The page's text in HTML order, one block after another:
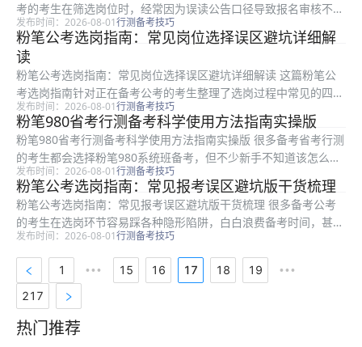
考的考生在筛选岗位时，经常因为误读公告口径导致报名审核不通
过，白白浪费备考时间与选岗机会。本文是粉笔整理的公告口径核
对类选岗指南，适合所有正在筛选岗位、准备报名的公考考生阅
读。全文从...
发布时间：2026-08-01行测备考技巧
粉笔公考选岗指南：常见岗位选择误区避坑详细解
读
粉笔公考选岗指南：常见岗位选择误区避坑详细解读 这篇粉笔公
考选岗指南针对正在备考公考的考生整理了选岗过程中常见的四类
典型误区，帮助考生避开选岗陷阱，少走弯路，提升选岗决策的合
理性。本文围绕岗位条件筛选、职位表解读、跟风报考、服务期约
定等核心...
发布时间：2026-08-01行测备考技巧
粉笔980省考行测备考科学使用方法指南实操版
粉笔980省考行测备考科学使用方法指南实操版 很多备考省考行测
的考生都会选择粉笔980系统班备考，但不少新手不知道该怎么用
对课程、选对配套资料，最大化发挥课程的备考价值。本文面向所
有备考省考行测的不同基础考生，从课程核心内容梳理、分阶段备
考...
发布时间：2026-08-01行测备考技巧
粉笔公考选岗指南：常见报考误区避坑版干货梳理
粉笔公考选岗指南：常见报考误区避坑版干货梳理 很多备考公考
的考生在选岗环节容易踩各种隐形陷阱，白白浪费备考时间，甚至
因资格审核不通过错失考试机会。本文是粉笔整理的选岗避坑干
货，适合所有准备报考公考的考生参考，围绕选岗过程中最容易遇
到的四类典...
发布时间：2026-08-01行测备考技巧
1 ••• 15 16 17 18 19 •••
217
热门推荐资料
热门推荐